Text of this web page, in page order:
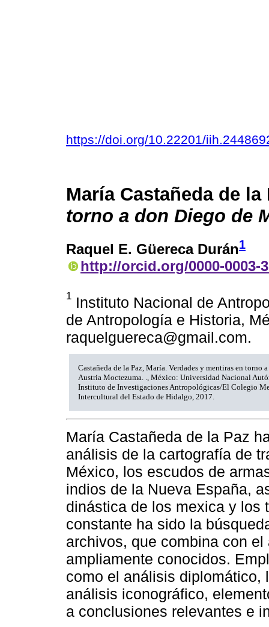
https://doi.org/10.22201/
María Castañeda de
torno a don Diego de
Raquel E. Güereca Durán1
http://orcid.org/0000-0003-
1 Instituto Nacional de
de Antropología e Historia,
raquelguereca@gmail.com.
Castañeda de la Paz, María. Verdades y mentiras en torno
Austria Moctezuma. ., México: Universidad Nacional
Instituto de Investigaciones Antropológicas/El Colegio
Intercultural del Estado de Hidalgo, 2017.
María Castañeda de la Paz
análisis de la cartografía de
México, los escudos de
indios de la Nueva España,
dinástica de los mexica y los
constante ha sido la
archivos, que combina con
ampliamente conocidos.
como el análisis
análisis iconográfico,
a conclusiones relevantes e